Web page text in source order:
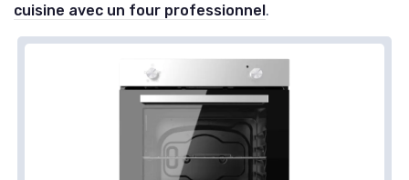
cuisine avec un four professionnel.